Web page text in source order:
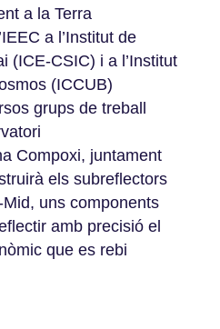
a la Terra
a l’Institut de
(ICE-CSIC) i a l’Institut
(ICCUB)
grups de treball
Compoxi, juntament
els subreflectors
uns components
amb precisió el
que es rebi